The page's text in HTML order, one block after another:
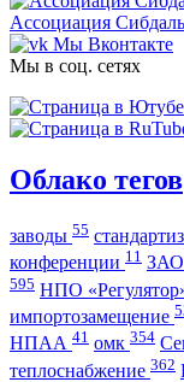
Ассоциация
Мы Вконтакте
Мы в соц. сетях
Облако тегов
заводы 55
конференции 11
595 НПО
импортозамещение
НПАА 41 омк 354
теплоснабжение 362